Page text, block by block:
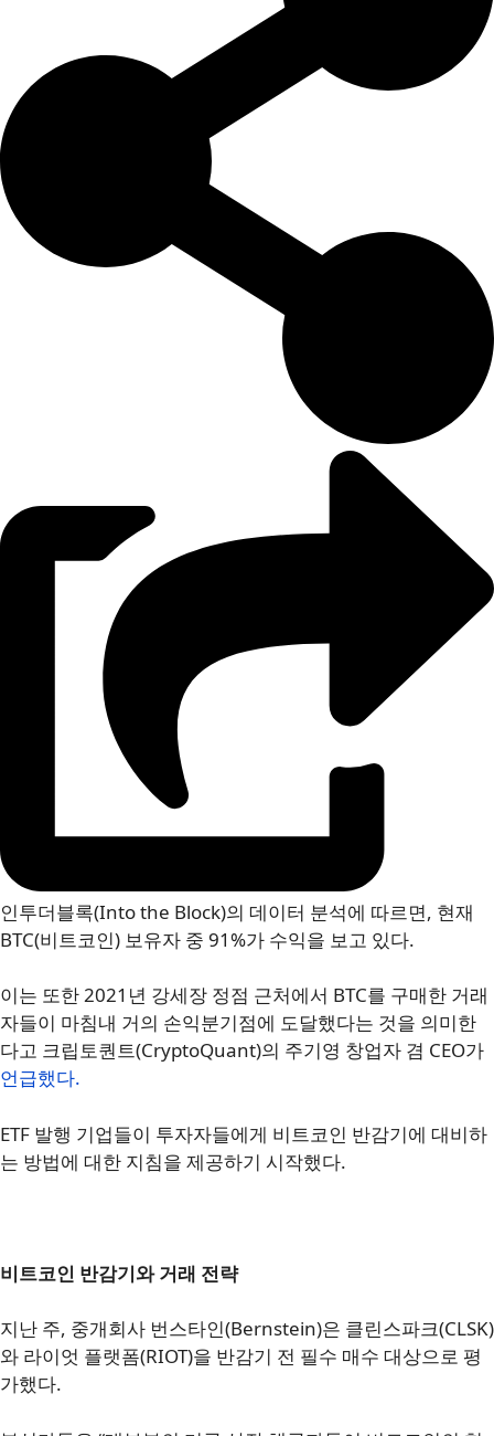
인투더블록(Into the Block)의 데이터 분석에 따르면, 현재
BTC(비트코인) 보유자 중 91%가 수익을 보고 있다.
이는 또한 2021년 강세장 정점 근처에서 BTC를 구매한 거래
자들이 마침내 거의 손익분기점에 도달했다는 것을 의미한
다고 크립토퀀트(CryptoQuant)의 주기영 창업자 겸 CEO가
언급했다.
ETF 발행 기업들이 투자자들에게 비트코인 반감기에 대비하
는 방법에 대한 지침을 제공하기 시작했다.
비트코인 반감기와 거래 전략
지난 주, 중개회사 번스타인(Bernstein)은 클린스파크(CLSK)
와 라이엇 플랫폼(RIOT)을 반감기 전 필수 매수 대상으로 평
가했다.